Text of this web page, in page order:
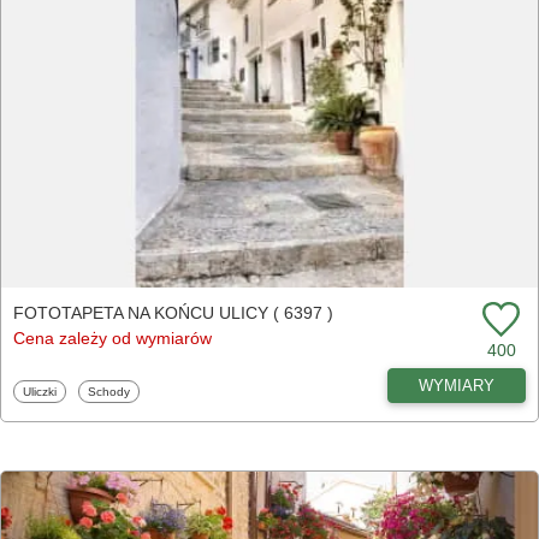
FOTOTAPETA NA KOŃCU ULICY ( 6397 )
Cena zależy od wymiarów
400
Fototapety
Uliczki Fototapety
Schody WYMIARY